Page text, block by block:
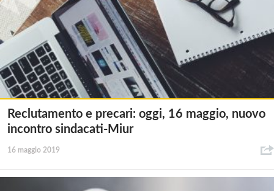
Reclutamento e precari: oggi, 16 maggio, nuovo
incontro sindacati-Miur
16 maggio 2019